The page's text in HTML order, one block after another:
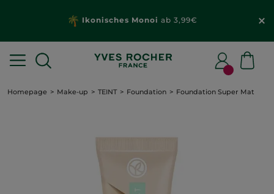
Ikonisches Monoi ab 3,99€
Homepage Make-up TEINT Foundation Foundation Super Mat